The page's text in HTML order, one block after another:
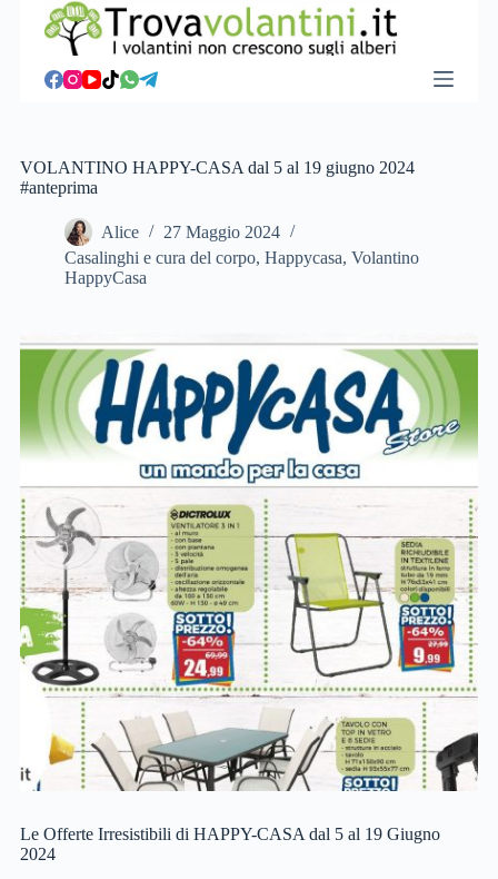
c
o
VOLANTINO HAPPY-CASA dal 5 al 19 giugno 2024
#anteprima
Alice
27 Maggio 2024
Casalinghi e cura del corpo, Happycasa, Volantino
HappyCasa
Le Offerte Irresistibili di HAPPY-CASA dal 5 al 19 Giugno
2024